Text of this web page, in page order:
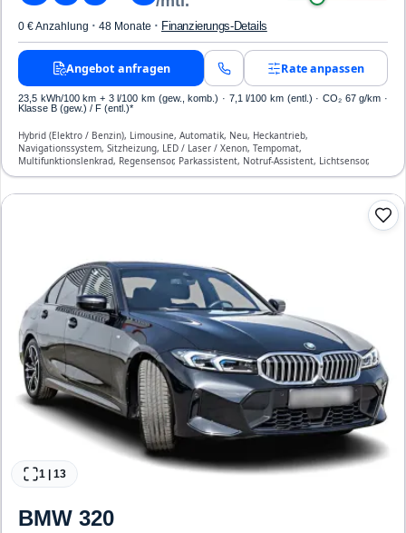
0 € Anzahlung · 48 Monate · Finanzierungs-Details
Angebot anfragen Rate anpassen
23,5 kWh/100 km + 3 l/100 km (gew., komb.) · 7,1 l/100 km (entl.) · CO₂ 67 g/km ·
Klasse B (gew.) / F (entl.)*
Hybrid (Elektro / Benzin), Limousine, Automatik, Neu, Heckantrieb,
Navigationssystem, Sitzheizung, LED / Laser / Xenon, Tempomat,
Multifunktionslenkrad, Regensensor, Parkassistent, Notruf-Assistent, Lichtsensor,
Start/Stopp-Automatik, Bluetooth, Freisprecheinrichtung, Verkehrszeichen-
1 13
BMW 320